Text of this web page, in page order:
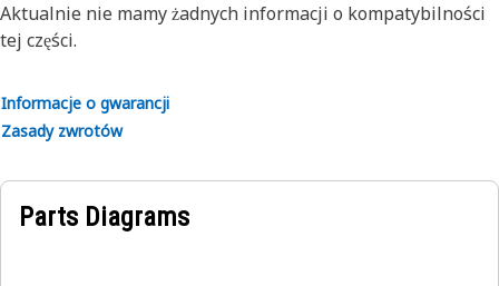
Aktualnie nie mamy żadnych informacji o kompatybilności
tej części.
Informacje o gwarancji
Zasady zwrotów
Parts Diagrams